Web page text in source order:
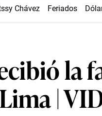
Chávez Feriados
la
|